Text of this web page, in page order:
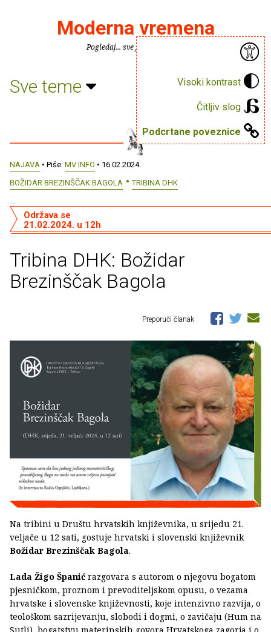
Visoki kontrast
Čitljiv slog
Podcrtane poveznice
Moderna vremena
Pogledaj... sve je puno knjiga.
Sve teme
NAJAVA • Piše: MV INFO • 16.02.2024.
BOŽIDAR BREZINŠČAK BAGOLA
TRIBINA DHK
Tribina DHK: Božidar
Brezinščak Bagola
Održava se
21.02.2024. u 12h
Preporuči članak
Na tribini u Društu hrvatskih književnika, u srijedu 21.
veljače u 12 sati, gostuje hrvatski i slovenski književnik
Božidar Brezinščak Bagola.
Lada Žigo Španić razgovara s autorom o njegovu bogatom
pjesničkom, proznom i prevoditeljskom opusu, o vezama
hrvatske i slovenske književnosti, koje intenzivno razvija, o
teološkom sazrijevanju, slobodi i dogmi, o zavičaju (Hum na
Sutli), bogatstvu materinskih govora Hrvatskoga zagorja i o